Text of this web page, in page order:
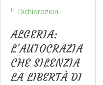
In Dichiarazioni
ALGERIA:
L’AUTOCRAZIA
CHE SILENZIA
LA LIBERTÀ DI